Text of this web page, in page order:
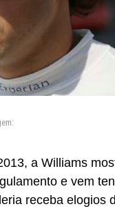
a Williams
e vem
receba elogios